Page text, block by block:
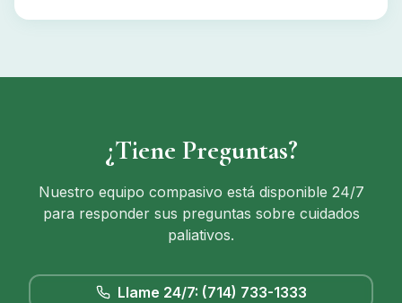
¿Tiene Preguntas?
Nuestro equipo compasivo está disponible 24/7
para responder sus preguntas sobre cuidados
paliativos.
Llame 24/7: (714) 733-1333